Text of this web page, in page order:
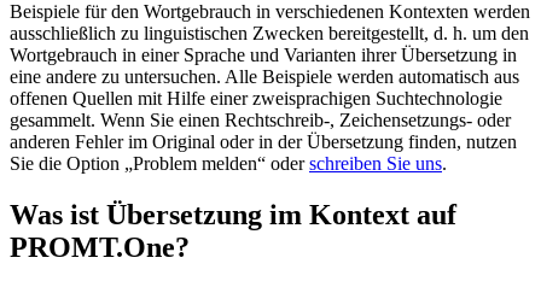
Beispiele für den Wortgebrauch in verschiedenen Kontexten werden
ausschließlich zu linguistischen Zwecken bereitgestellt, d. h. um den
Wortgebrauch in einer Sprache und Varianten ihrer Übersetzung in
eine andere zu untersuchen. Alle Beispiele werden automatisch aus
offenen Quellen mit Hilfe einer zweisprachigen Suchtechnologie
gesammelt. Wenn Sie einen Rechtschreib-, Zeichensetzungs- oder
anderen Fehler im Original oder in der Übersetzung finden, nutzen
Sie die Option „Problem melden“ oderschreiben Sie uns.
Was ist Übersetzung im Kontext auf
PROMT.One?